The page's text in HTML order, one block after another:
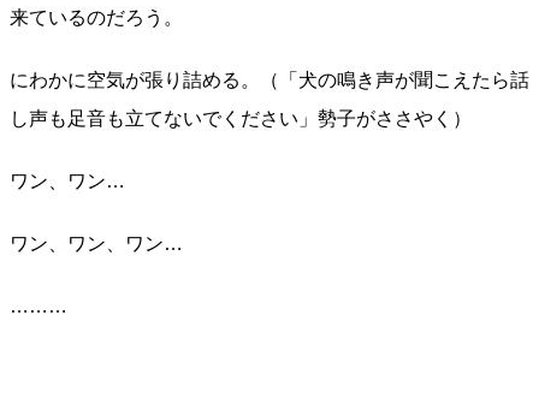
来ているのだろう。
にわかに空気が張り詰める。（「犬の鳴き声が聞こえたら話
し声も足音も立てないでください」勢子がささやく）
ワン、ワン…
ワン、ワン、ワン…
………